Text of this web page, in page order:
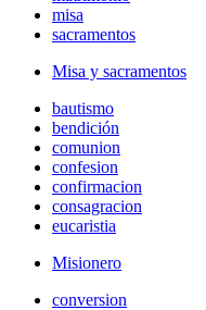
misa
sacramentos
Misa y sacramentos
bautismo
bendición
comunion
confesion
confirmacion
consagracion
eucaristia
Misionero
conversion